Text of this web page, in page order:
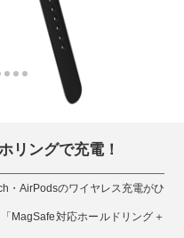
リングで充電！
・AirPodsのワイヤレス充電がひ
MagSafe対応ホールドリング＋